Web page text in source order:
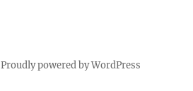
Proudly powered by WordPress